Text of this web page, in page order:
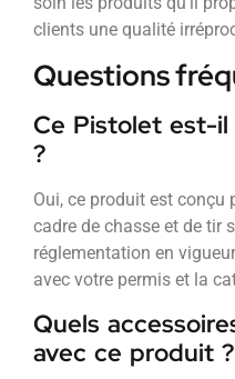
clients une qualité
Questions
Ce Pistolet est-il
?
Oui, ce produit est conçu
cadre de chasse et de tir
réglementation en
avec votre permis et la
Quels
avec ce produit ?